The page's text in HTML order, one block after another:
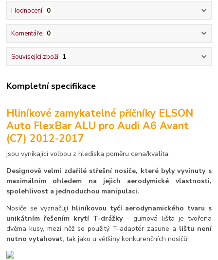
Hodnocení 0
Komentáře 0
Související zboží 1
Kompletní specifikace
Hliníkové zamykatelné příčníky ELSON
Auto FlexBar ALU pro Audi A6 Avant
(C7) 2012-2017
jsou vynikající volbou z hlediska poměru cena/kvalita.
Designově velmi zdařilé střešní nosiče, které byly vyvinuty s
maximálním ohledem na jejich aerodymické vlastnosti,
spolehlivost a jednoduchou manipulaci.
Nosiče se vyznačují hliníkovou tyčí aerodynamického tvaru s
unikátním řešením krytí T-drážky- gumová lišta je tvořena
dvěma kusy, mezi něž se použitý T-adaptér zasune a lištu není
nutno vytahovat, tak jako u většiny konkurenčních nosičů!